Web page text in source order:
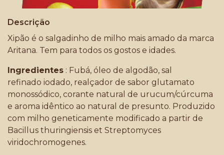
Descrição
Xipão é o salgadinho de milho mais amado da marca
Aritana. Tem para todos os gostos e idades.
Ingredientes : Fubá, óleo de algodão, sal
refinado iodado, realçador de sabor glutamato
monossódico, corante natural de urucum/cúrcuma
e aroma idêntico ao natural de presunto. Produzido
com milho geneticamente modificado a partir de
Bacillus thuringiensis et Streptomyces
viridochromogenes.